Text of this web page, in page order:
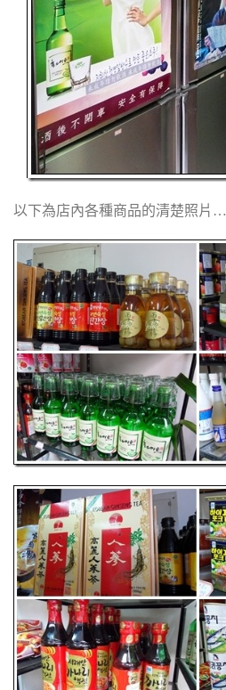
以下為店內各種商品的清楚照片…